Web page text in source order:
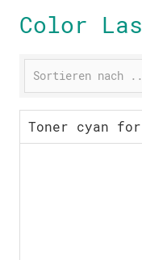
Color
Toner cyan